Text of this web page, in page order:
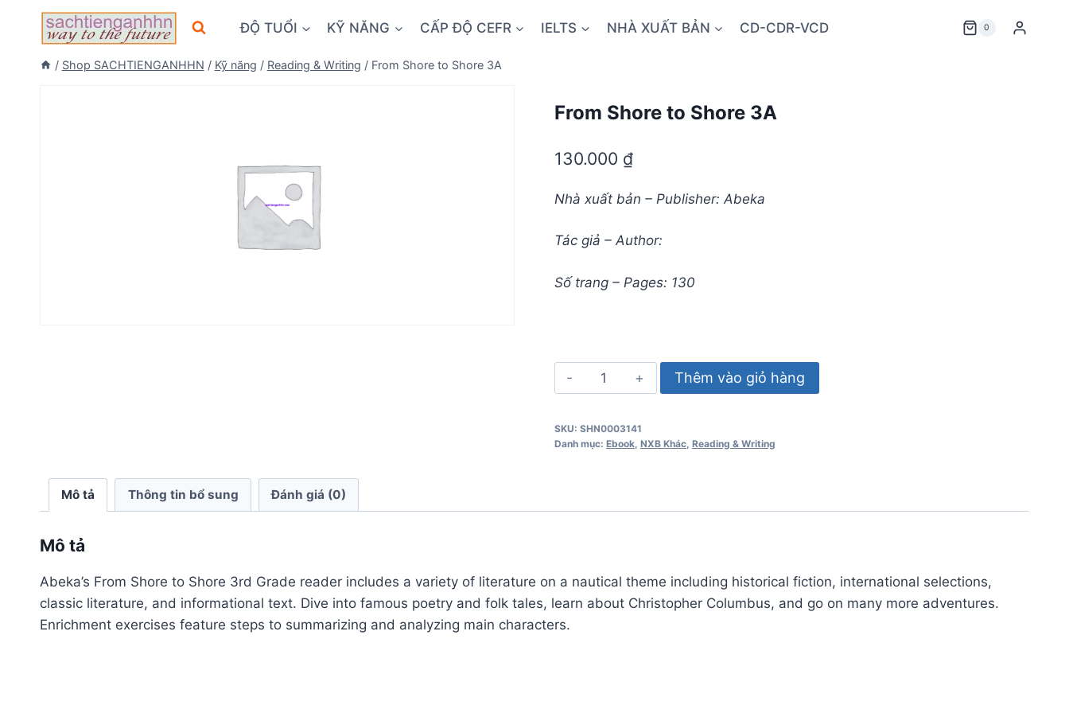
ĐỘ TUỔI KỸ NĂNG CẤP ĐỘ CEFR IELTS NHÀ XUẤT BẢN CD-CDR-VCD 0
/ Shop SACHTIENGANHHN / Kỹ năng / Reading & Writing / From Shore to Shore 3A
From Shore to Shore 3A
130.000 ₫
Nhà xuất bản – Publisher: Abeka
Tác giả – Author:
Số trang – Pages: 130
From
Shore
Shore
Thêm vào giỏ hàng
SKU: SHN0003141
Danh mục: Ebook, NXB Khác, Reading & Writing
Mô tả Thông tin bổ sung Đánh giá (0)
Mô tả
Abeka’s From Shore to Shore 3rd Grade reader includes a variety of literature on a nautical theme including historical fiction, international selections,
classic literature, and informational text. Dive into famous poetry and folk tales, learn about Christopher Columbus, and go on many more adventures.
Enrichment exercises feature steps to summarizing and analyzing main characters.